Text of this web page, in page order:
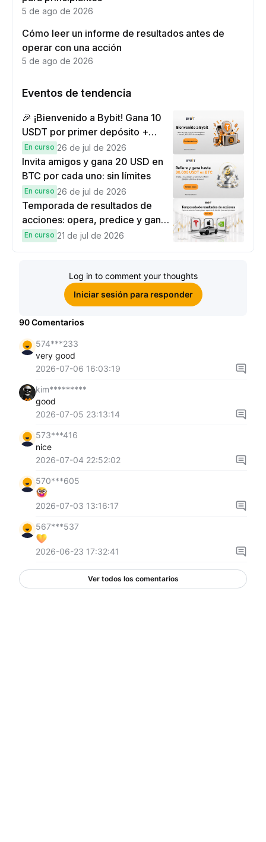
5 de ago de 2026
Cómo leer un informe de resultados antes de
operar con una acción
5 de ago de 2026
Eventos de tendencia
🎉 ¡Bienvenido a Bybit! Gana 10
USDT por primer depósito +
hasta 9,999 USDT en
recompensas
En curso 26 de jul de 2026
Invita amigos y gana 20 USD en
BTC por cada uno: sin límites
En curso 26 de jul de 2026
Temporada de resultados de
acciones: opera, predice y gana
una Cybertruck.
En curso 21 de jul de 2026
Log in to comment your thoughts
Iniciar sesión para responder
90Comentarios
574***233
very good
2026-07-06 16:03:19
kim*********
good
2026-07-05 23:13:14
573***416
nice
2026-07-04 22:52:02
570***605
2026-07-03 13:16:17
567***537
2026-06-23 17:32:41
Ver todos los comentarios